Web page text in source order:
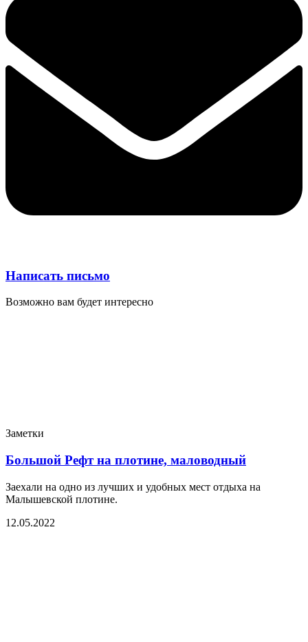
Написать письмо
Возможно вам будет интересно
Заметки
Большой Рефт на плотине, маловодный
Заехали на одно из лучших и удобных мест отдыха на
Малышевской плотине.
12.05.2022